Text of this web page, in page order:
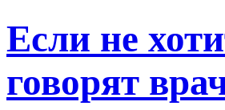
Если не
говорят